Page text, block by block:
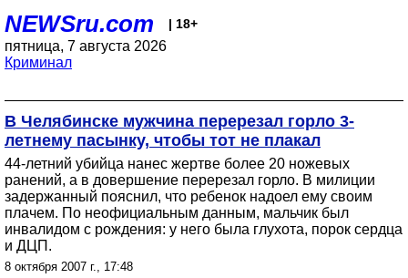
NEWSru.com | 18+
пятница, 7 августа 2026
Криминал
В Челябинске мужчина перерезал горло 3-
летнему пасынку, чтобы тот не плакал
44-летний убийца нанес жертве более 20 ножевых
ранений, а в довершение перерезал горло. В милиции
задержанный пояснил, что ребенок надоел ему своим
плачем. По неофициальным данным, мальчик был
инвалидом с рождения: у него была глухота, порок сердца
и ДЦП.
8 октября 2007 г., 17:48